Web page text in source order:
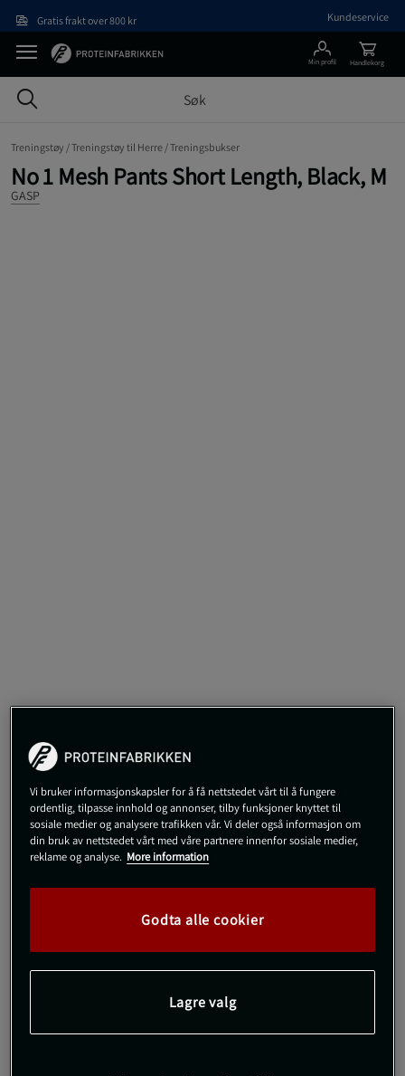
Gratis frakt over 800 kr Kundeservice
Min profil Handlekorg
Treningstøy /Treningstøy til Herre /Treningsbukser
No 1 Mesh Pants Short Length, Black, M
GASP
849 kr
Veil.pris 849 kr
Begrenset antall på lager
M
Kjøp
Vi bruker informasjonskapsler for å få nettstedet vårt til å fungere
ordentlig, tilpasse innhold og annonser, tilby funksjoner knyttet til
sosiale medier og analysere trafikken vår. Vi deler også informasjon om
din bruk av nettstedet vårt med våre partnere innenfor sosiale medier,
reklame og analyse. More information
Godta alle cookier
Lagre valg